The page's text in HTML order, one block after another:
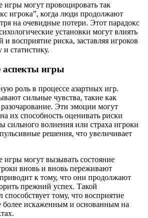
игры могут провоцировать так
игрока”, когда люди продолжают
на очевидные потери. Этот парадокс
установки могут влиять
восприятие риска, заставляя игроков
статистику.
игры
роль в процессе азартных игр.
сильные чувства, такие как
разочарование. Эти эмоции могут
их способность оценивать риски
сильного волнения или страха игроки
решения, что увеличивает
игры могут вызывать состояние
вновь и вновь переживают
к тому, что они продолжают
прежний успех. Такой
тому, что восприятие
более искаженным и основанным на